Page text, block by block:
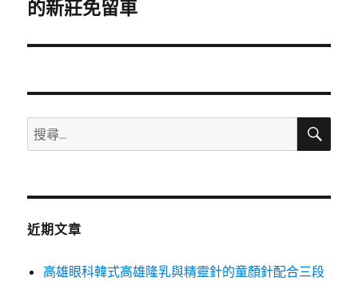
一
文
的新莊免留車
搜
尋
鍵
搜
近期文章
高雄眼科韓式高雄隆乳與精靈針的童顏針配合三段